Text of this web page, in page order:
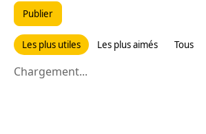
Publier
Les plus utiles Les plus aimés Tous
Chargement...